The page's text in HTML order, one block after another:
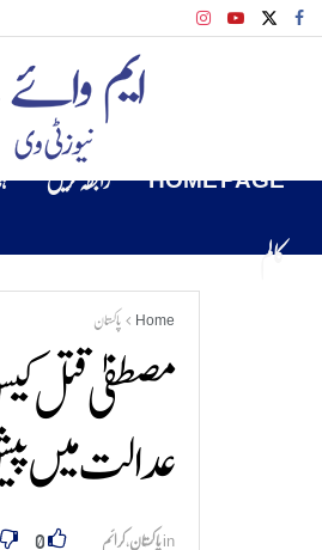
HOME PAGE رابطہ کریں
کالم
Home پاکستان
مصطفیٰ قتل
عدالت میں
inپاکستان,کرائم 0